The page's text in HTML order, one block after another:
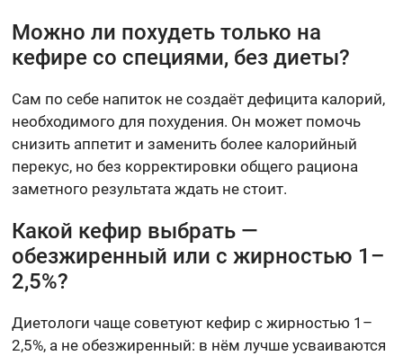
Можно ли похудеть только на
кефире со специями, без диеты?
Сам по себе напиток не создаёт дефицита калорий,
необходимого для похудения. Он может помочь
снизить аппетит и заменить более калорийный
перекус, но без корректировки общего рациона
заметного результата ждать не стоит.
Какой кефир выбрать —
обезжиренный или с жирностью 1–
2,5%?
Диетологи чаще советуют кефир с жирностью 1–
2,5%, а не обезжиренный: в нём лучше усваиваются